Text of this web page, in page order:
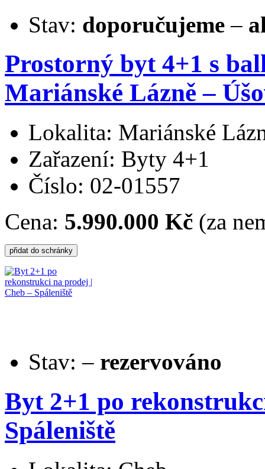
Stav: doporučujeme –
Prostorný byt 4+1 s
Mariánské Lázně –
Lokalita: Mariánské
Zařazení: Byty 4+1
Číslo: 02-01557
Cena: 5.990.000 Kč (za
Stav: – rezervováno
Byt 2+1 po
Spáleniště